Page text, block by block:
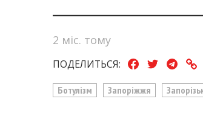
2 міс. тому
ПОДЕЛИТЬСЯ:
Ботулізм Запоріжжя